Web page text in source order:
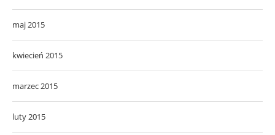
maj 2015
kwiecień 2015
marzec 2015
luty 2015